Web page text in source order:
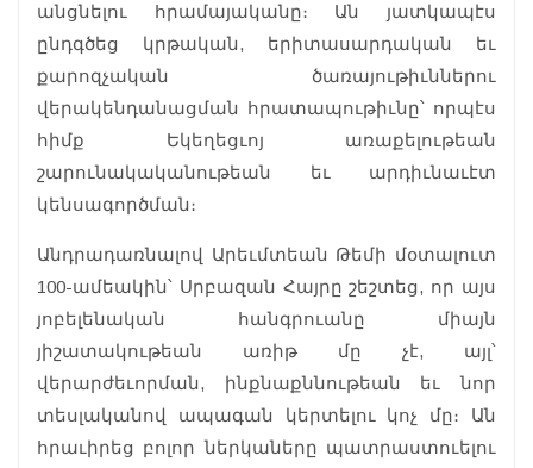
անցնելու հրամայականը։ Ան յատկապէս
ընդգծեց կրթական, երիտասարդական եւ
քարոզչական ծառայութիւններու
վերակենդանացման հրատապութիւնը՝ որպէս
հիմք Եկեղեցւոյ առաքելութեան
շարունակականութեան եւ արդիւնաւէտ
կենսագործման։
Անդրադառնալով Արեւմտեան Թեմի մօտալուտ
100-ամեակին՝ Սրբազան Հայրը շեշտեց, որ այս
յոբելենական հանգրուանը միայն
յիշատակութեան առիթ մը չէ, այլ՝
վերարժեւորման, ինքնաքննութեան եւ նոր
տեսլականով ապագան կերտելու կոչ մը։ Ան
հրաւիրեց բոլոր ներկաները պատրաստուելու